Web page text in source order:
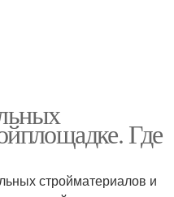
Где
стройматериалов и